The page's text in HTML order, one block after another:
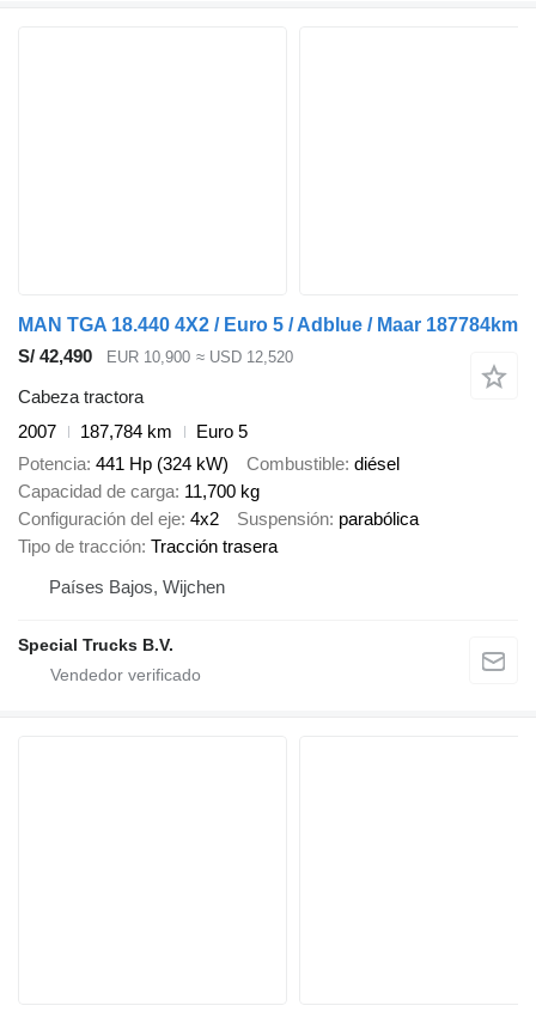
MAN TGA 18.440 4X2 / Euro 5 / Adblue / Maar 187784km
S/ 42,490
EUR 10,900 ≈ USD 12,520
Cabeza tractora
2007
187,784 km
Euro 5
Potencia 441 Hp (324 kW) Combustible diésel
Capacidad de carga 11,700 kg
Configuración del eje 4x2 Suspensión parabólica
Tipo de tracción Tracción trasera
Países Bajos, Wijchen
Special Trucks B.V.